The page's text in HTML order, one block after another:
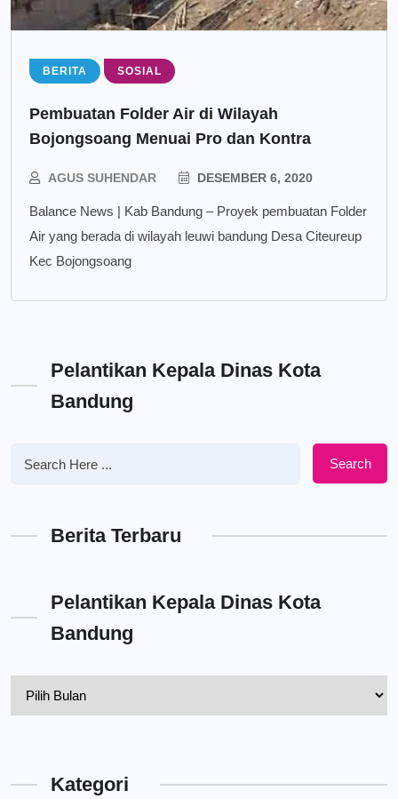
BERITA SOSIAL
Pembuatan Folder Air di Wilayah
Bojongsoang Menuai Pro dan Kontra
AGUS SUHENDAR DESEMBER 6, 2020
Balance News | Kab Bandung – Proyek pembuatan Folder
Air yang berada di wilayah leuwi bandung Desa Citeureup
Kec Bojongsoang
Pelantikan Kepala Dinas Kota
Bandung
Search
Berita Terbaru
Pelantikan Kepala Dinas Kota
Bandung
BandungKategori